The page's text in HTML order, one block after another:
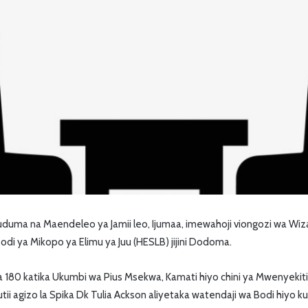
na Maendeleo ya Jamii leo, Ijumaa, imewahoji viongozi wa
ya Mikopo ya Elimu ya Juu (HESLB) jijini Dodoma.
180 katika Ukumbi wa Pius Msekwa, Kamati hiyo chini ya
agizo la Spika Dk Tulia Ackson aliyetaka watendaji wa Bodi hiyo